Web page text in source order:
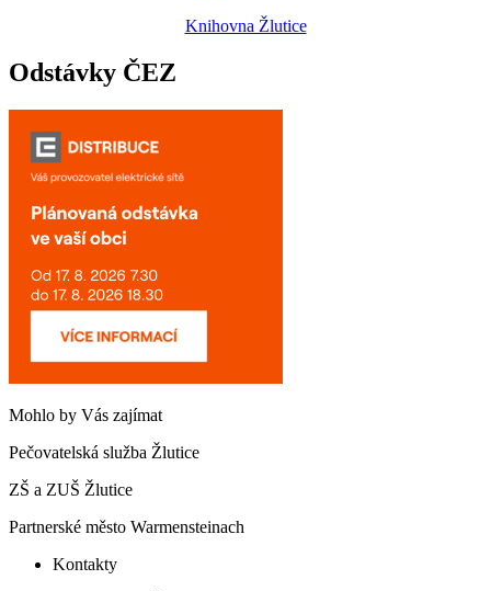
Knihovna Žlutice
Odstávky ČEZ
Mohlo by Vás zajímat
Pečovatelská služba Žlutice
ZŠ a ZUŠ Žlutice
Partnerské město Warmensteinach
Kontakty